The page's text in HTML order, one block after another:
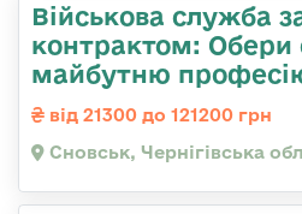
Військова служба
контрактом: Обери
майбутню
від 21300 до 121200 грн
Сновськ, Чернігівська